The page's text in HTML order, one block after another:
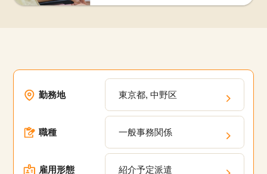
勤務地 東京都, 中野区
職種 一般事務関係
雇用形態 紹介予定派遣